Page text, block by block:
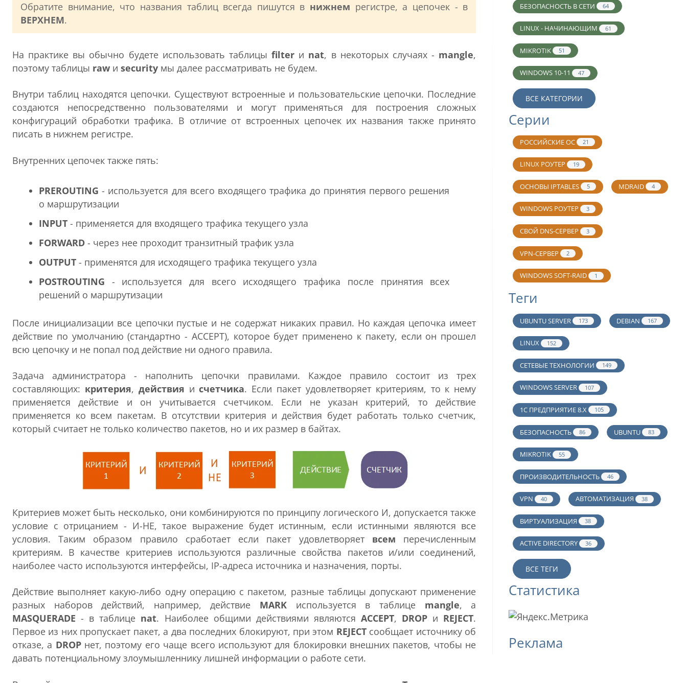
Обратите внимание, что названия таблиц всегда пишутся в нижнем регистре, а цепочек - в
ВЕРХНЕМ.
На практике вы обычно будете использовать таблицыfilter и nat, в некоторых случаях - mangle,
поэтому таблицы raw и security мы далее рассматривать не будем.
Внутри таблиц находятся цепочки. Существуют встроенные и пользовательские цепочки. Последние
создаются непосредственно пользователями и могут применяться для построения сложных
конфигураций обработки трафика. В отличие от встроенных цепочек их названия также принято
писать в нижнем регистре.
Внутренних цепочек также пять:
PREROUTING - используется для всего входящего трафика до принятия первого решения
о маршрутизации
INPUT - применяется для входящего трафика текущего узла
FORWARD - через нее проходит транзитный трафик узла
OUTPUT - применятся для исходящего трафика текущего узла
POSTROUTING - используется для всего исходящего трафика после принятия всех
решений о маршрутизации
После инициализации все цепочки пустые и не содержат никаких правил. Но каждая цепочка имеет
действие по умолчанию (стандартно - ACCEPT), которое будет применено к пакету, если он прошел
всю цепочку и не попал под действие ни одного правила.
Задача администратора - наполнить цепочки правилами. Каждое правило состоит из трех
составляющих: критерия, действия исчетчика. Если пакет удовлетворяет критериям, то к нему
применяется действие и он учитывается счетчиком. Если не указан критерий, то действие
применяется ко всем пакетам. В отсутствии критерия и действия будет работать только счетчик,
который считает не только количество пакетов, но и их размер в байтах.
Критериев может быть несколько, они комбинируются по принципу логического И, допускается также
условие с отрицанием - И-НЕ, такое выражение будет истинным, если истинными являются все
условия. Таким образом правило сработает если пакет удовлетворяет всем перечисленным
критериям. В качестве критериев используются различные свойства пакетов и/или соединений,
наиболее часто используются интерфейсы, IP-адреса источника и назначения, порты.
Действие выполняет какую-либо одну операцию с пакетом, разные таблицы допускают применение
разных наборов действий, например, действие MARK используется в таблице mangle, а
MASQUERADE - в таблице nat. Наиболее общими действиями являются ACCEPT, DROP и REJECT.
Первое из них пропускает пакет, а два последних блокируют, при этом REJECTсообщает источнику об
отказе, а DROPнет, поэтому его чаще всего используют для блокировки внешних пакетов, чтобы не
давать потенциальному злоумышленнику лишней информации о работе сети.
БЕЗОПАСНОСТЬ В СЕТИ 64
LINUX - НАЧИНАЮЩИМ 61
MIKROTIK 51
WINDOWS 10-11 47
ВСЕ КАТЕГОРИИ
Серии
РОССИЙСКИЕ ОС 21
LINUX РОУТЕР 19
ОСНОВЫ IPTABLES 5 MDRAID 4
WINDOWS РОУТЕР 3
СВОЙ DNS-СЕРВЕР 3
VPN-СЕРВЕР 2
WINDOWS SOFT-RAID 1
Теги
UBUNTU SERVER 173 DEBIAN 167
LINUX 152
СЕТЕВЫЕ ТЕХНОЛОГИИ 149
WINDOWS SERVER 107
1С ПРЕДПРИЯТИЕ 8.Х 105
БЕЗОПАСНОСТЬ 86 UBUNTU 83
MIKROTIK 55
ПРОИЗВОДИТЕЛЬНОСТЬ 46
VPN 40 АВТОМАТИЗАЦИЯ 38
ВИРТУАЛИЗАЦИЯ 38
ACTIVE DIRECTORY 36
ВСЕ ТЕГИ
Статистика
Реклама